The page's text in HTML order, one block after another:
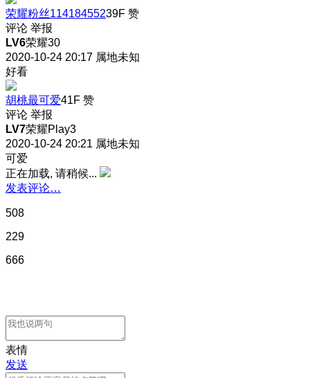
荣耀粉丝11418455239F 赞
评论 举报
LV6荣耀30
2020-10-24 20:17 属地未知
好看
胡桃最可爱41F 赞
评论 举报
LV7荣耀Play3
2020-10-24 20:21 属地未知
可爱
正在加载, 请稍候...
发表评论…
508
229
666
表情
发送